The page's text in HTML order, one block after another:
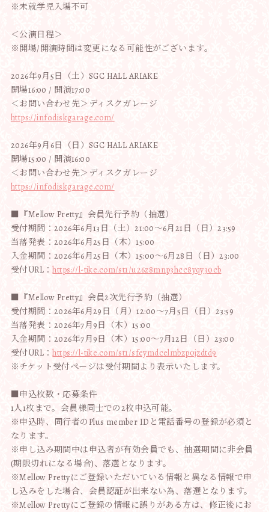
※未就学児入場不可
＜公演日程＞
※開場/開演時間は変更になる可能性がございます。
2026年9月5日（土）SGC HALL ARIAKE
開場16:00 / 開演17:00
＜お問い合わせ先＞ディスクガレージ
https://info.diskgarage.com/
2026年9月6日（日）SGC HALL ARIAKE
開場15:00 / 開演16:00
＜お問い合わせ先＞ディスクガレージ
https://info.diskgarage.com/
■『Mellow Pretty』会員先行予約（抽選）
受付期間：2026年6月13日（土）21:00〜6月21日（日）23:59
当落発表：2026年6月25日（木）15:00
入金期間：2026年6月25日（木）15:00〜6月28日（日）23:00
受付URL：https://l-tike.com/st1/u26z8mnp3hcc8yqy30cb
■『Mellow Pretty』会員2次先行予約（抽選）
受付期間：2026年6月29日（月）12:00〜7月5日（日）23:59
当落発表：2026年7月9日（木）15:00
入金期間：2026年7月9日（木）15:00〜7月12日（日）23:00
受付URL：https://l-tike.com/st1/sfeymdcelmbzp0jzdtd9
※チケット受付ページは受付期間より表示いたします。
■申込枚数・応募条件
1人1枚まで。会員様同士での2枚申込可能。
※申込時、同行者のPlus member IDと電話番号の登録が必須と
なります。
※申し込み期間中は申込者が有効会員でも、抽選期間に非会員
(期限切れになる場合)、落選となります。
※Mellow Prettyにご登録いただいている情報と異なる情報で申
し込みをした場合、会員認証が出来ない為、落選となります。
※Mellow Prettyにご登録の情報に誤りがある方は、修正後にお